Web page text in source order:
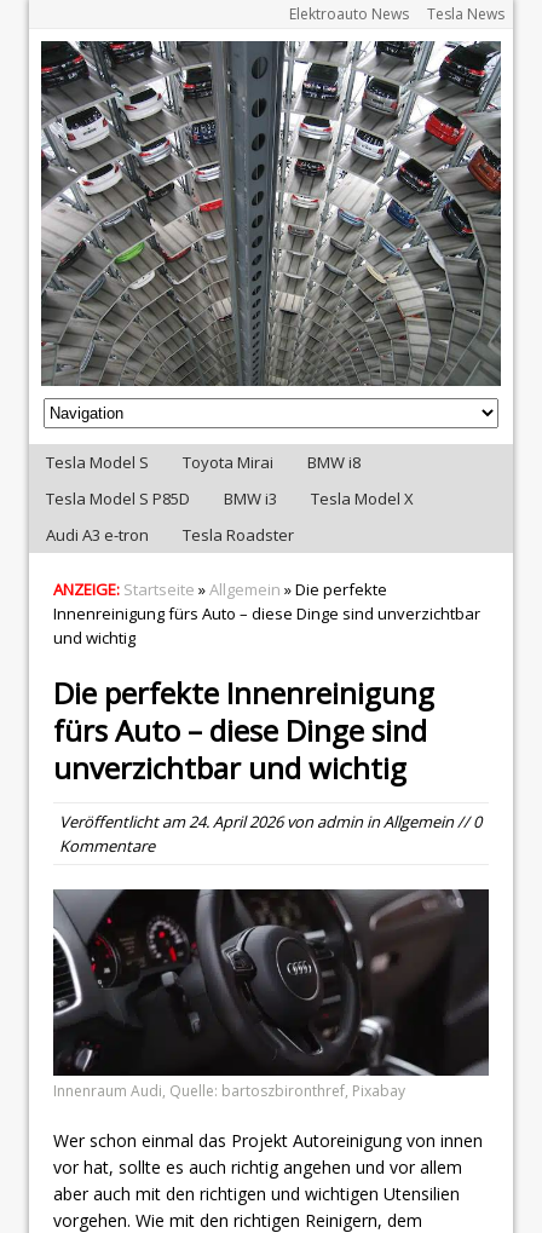
Elektroauto News Tesla News
Tesla Model S Toyota Mirai
BMW i8
Tesla Model S P85D
BMW i3
Tesla Model X
Audi A3 e-tron
Tesla Roadster
ANZEIGE: Startseite »Allgemein » Die perfekte
Innenreinigung fürs Auto – diese Dinge sind unverzichtbar
und wichtig
Die perfekte Innenreinigung
fürs Auto – diese Dinge sind
unverzichtbar und wichtig
Veröffentlicht am24. April 2026vonadmininAllgemein// 0
Kommentare
Innenraum Audi, Quelle: bartoszbironthref, Pixabay
Wer schon einmal das Projekt Autoreinigung von innen
vor hat, sollte es auch richtig angehen und vor allem
aber auch mit den richtigen und wichtigen Utensilien
vorgehen. Wie mit den richtigen Reinigern, dem